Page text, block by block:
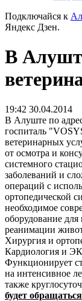
Подключайся к
Яндекс Дзен.
В
19:42 30.04.2014
В Алуште по
госпиталь
ветеринарных
от осмотра и
системного
заболеваний и
операций с
ортопедической
необходимое
оборудование
реанимации
Хирургия и
Кардиология и
Функционирует
на интенсивное
также
будет